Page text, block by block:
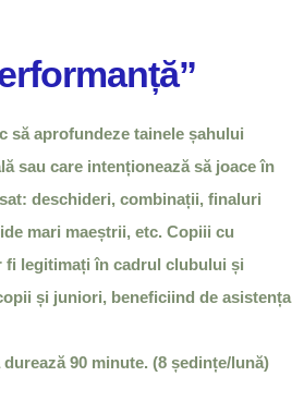
să aprofundeze tainele șahului
sau care intenționează să joace în
deschideri, combinații, finaluri
mari maeștrii, etc. Copiii cu
fi legitimați în cadrul clubului și
și juniori, beneficiind de asistența
90 minute. (8 ședințe/lună)